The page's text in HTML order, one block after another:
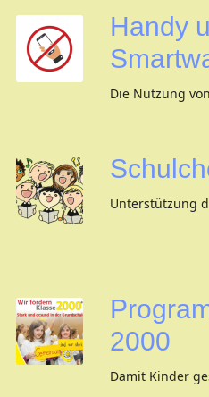
Handy
Die Nutzung
Unterstützung
2000
Damit Kinder